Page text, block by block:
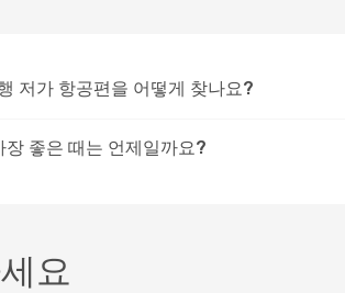
저가 항공편을 어떻게 찾나요?
좋은 때는 언제일까요?
요